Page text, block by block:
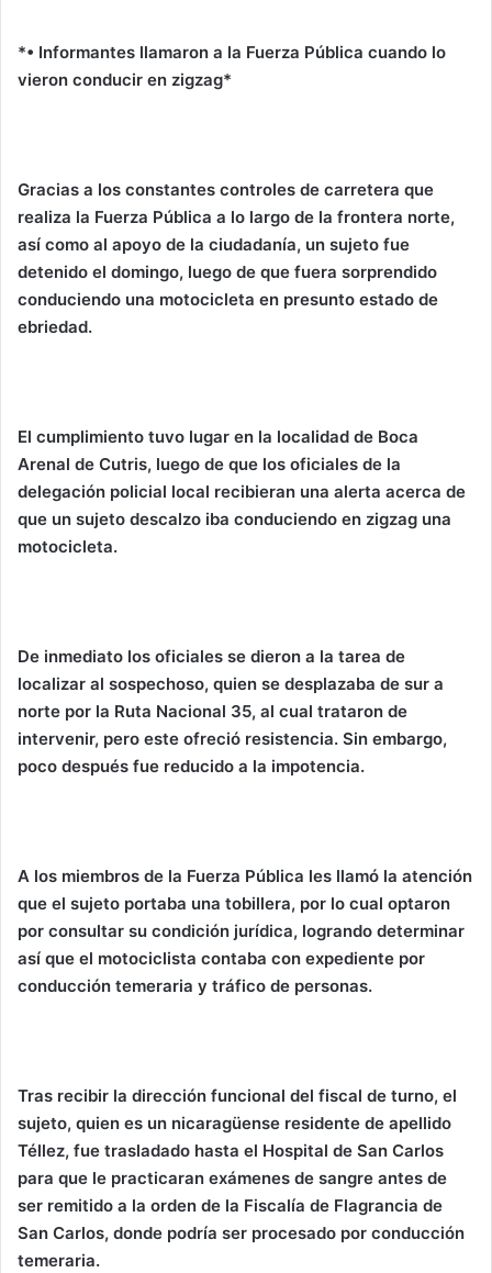
*• Informantes llamaron a la Fuerza Pública cuando lo
vieron conducir en zigzag*
Gracias a los constantes controles de carretera que
realiza la Fuerza Pública a lo largo de la frontera norte,
así como al apoyo de la ciudadanía, un sujeto fue
detenido el domingo, luego de que fuera sorprendido
conduciendo una motocicleta en presunto estado de
ebriedad.
El cumplimiento tuvo lugar en la localidad de Boca
Arenal de Cutris, luego de que los oficiales de la
delegación policial local recibieran una alerta acerca de
que un sujeto descalzo iba conduciendo en zigzag una
motocicleta.
De inmediato los oficiales se dieron a la tarea de
localizar al sospechoso, quien se desplazaba de sur a
norte por la Ruta Nacional 35, al cual trataron de
intervenir, pero este ofreció resistencia. Sin embargo,
poco después fue reducido a la impotencia.
A los miembros de la Fuerza Pública les llamó la atención
que el sujeto portaba una tobillera, por lo cual optaron
por consultar su condición jurídica, logrando determinar
así que el motociclista contaba con expediente por
conducción temeraria y tráfico de personas.
Tras recibir la dirección funcional del fiscal de turno, el
sujeto, quien es un nicaragüense residente de apellido
Téllez, fue trasladado hasta el Hospital de San Carlos
para que le practicaran exámenes de sangre antes de
ser remitido a la orden de la Fiscalía de Flagrancia de
San Carlos, donde podría ser procesado por conducción
temeraria.